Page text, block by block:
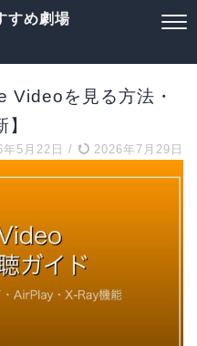
すめ劇場
を見る方法・
年5月22日 / 2026年7月29日